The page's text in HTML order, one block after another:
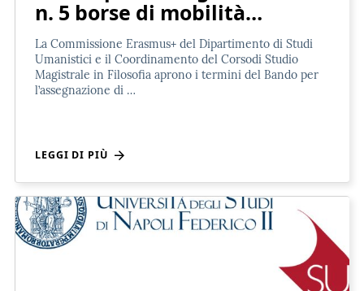
n. 5 borse di mobilità…
La Commissione Erasmus+ del Dipartimento di Studi
Umanistici e il Coordinamento del Corsodi Studio
Magistrale in Filosofia aprono i termini del Bando per
l’assegnazione di …
LEGGI DI PIÙ